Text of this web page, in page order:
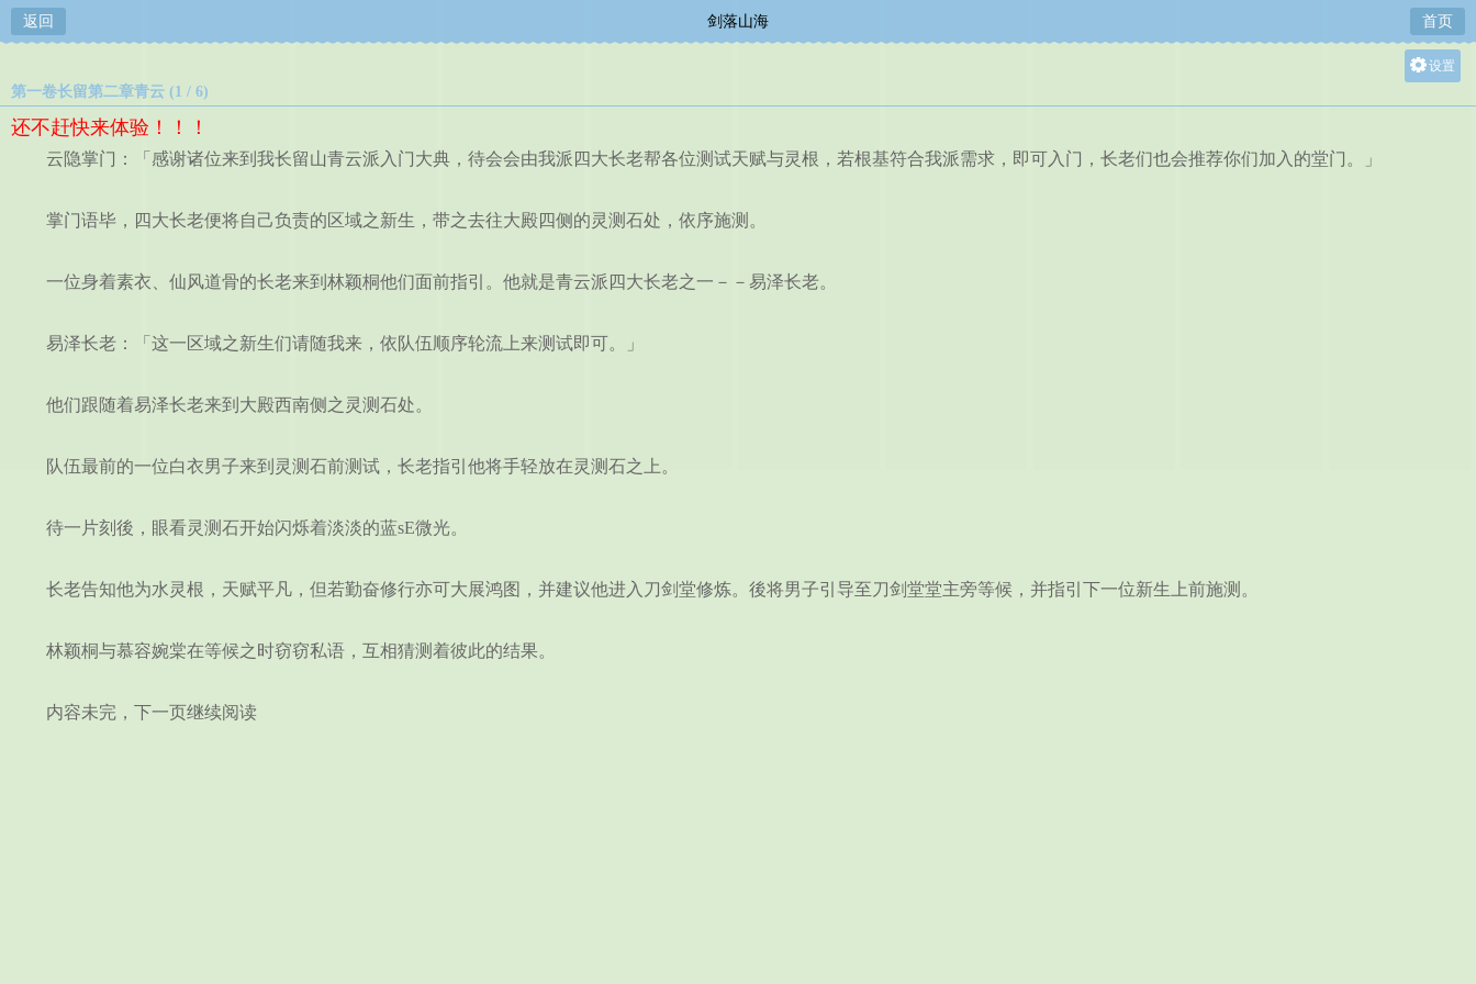
返回 剑落山海 首页
设置
第一卷长留第二章青云 (1 / 6)
还不赶快来体验！！！
云隐掌门：「感谢诸位来到我长留山青云派入门大典，待会会由我派四大长老帮各位测试天赋与灵根，若根基符合我派需求，即可入门，长老们也会推荐你们加入的堂门。」
掌门语毕，四大长老便将自己负责的区域之新生，带之去往大殿四侧的灵测石处，依序施测。
一位身着素衣、仙风道骨的长老来到林颖桐他们面前指引。他就是青云派四大长老之一－－易泽长老。
易泽长老：「这一区域之新生们请随我来，依队伍顺序轮流上来测试即可。」
他们跟随着易泽长老来到大殿西南侧之灵测石处。
队伍最前的一位白衣男子来到灵测石前测试，长老指引他将手轻放在灵测石之上。
待一片刻後，眼看灵测石开始闪烁着淡淡的蓝sE微光。
长老告知他为水灵根，天赋平凡，但若勤奋修行亦可大展鸿图，并建议他进入刀剑堂修炼。後将男子引导至刀剑堂堂主旁等候，并指引下一位新生上前施测。
林颖桐与慕容婉棠在等候之时窃窃私语，互相猜测着彼此的结果。
内容未完，下一页继续阅读